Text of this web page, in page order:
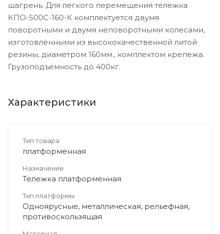
шагрень. Для легкого перемещения тележка
КПО-500С-160-К комплектуется двумя
поворотными и двумя неповоротными колесами,
изготовленными из высококачественной литой
резины, диаметром 160мм., комплектом крепежа.
Грузоподъемность до 400кг.
Характеристики
Тип товара
платформенная
Назначение
Тележка платформенная
Тип платформы
Одноярусные, металлическая, рельефная,
противоскользящая